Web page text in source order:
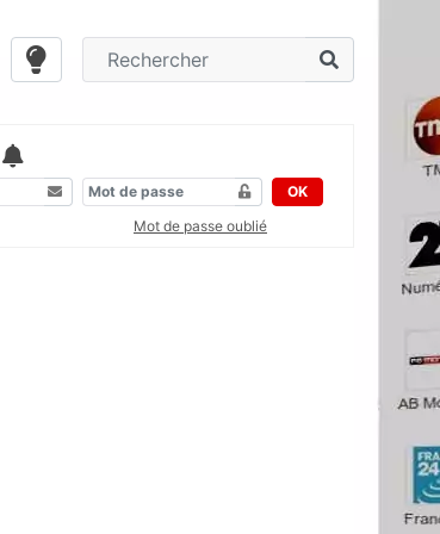
OK
Mot de passe oublié